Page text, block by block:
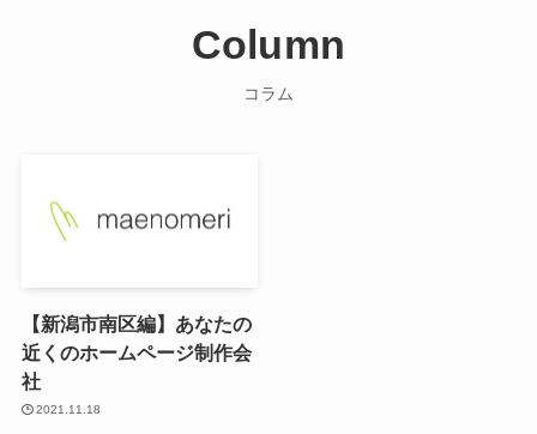
Column
コラム
【新潟市南区編】あなたの
近くのホームページ制作会
社
2021.11.18